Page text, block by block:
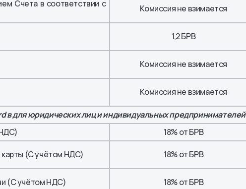
Счета в соответствии с
Комиссия не взимается
1,2 БРВ
Комиссия не взимается
Комиссия не взимается
в для юридических лиц и индивидуальных предпринимателей
18% от БРВ
карты (С учётом НДС) 18% от БРВ
(С учётом НДС) 18% от БРВ